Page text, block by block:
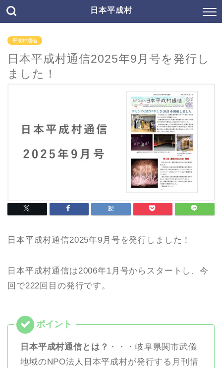
日本平成村
平成村通信
日本平成村通信2025年9月号を発行し
ました！
日本平成村通信2025年9月号を発行しました！
日本平成村通信は2006年1月号からスタートし、今
回で222回目の発行です。
日本平成村通信とは？ ・・・岐阜県関市武儀
地域のNPO法人日本平成村が発行する月刊情